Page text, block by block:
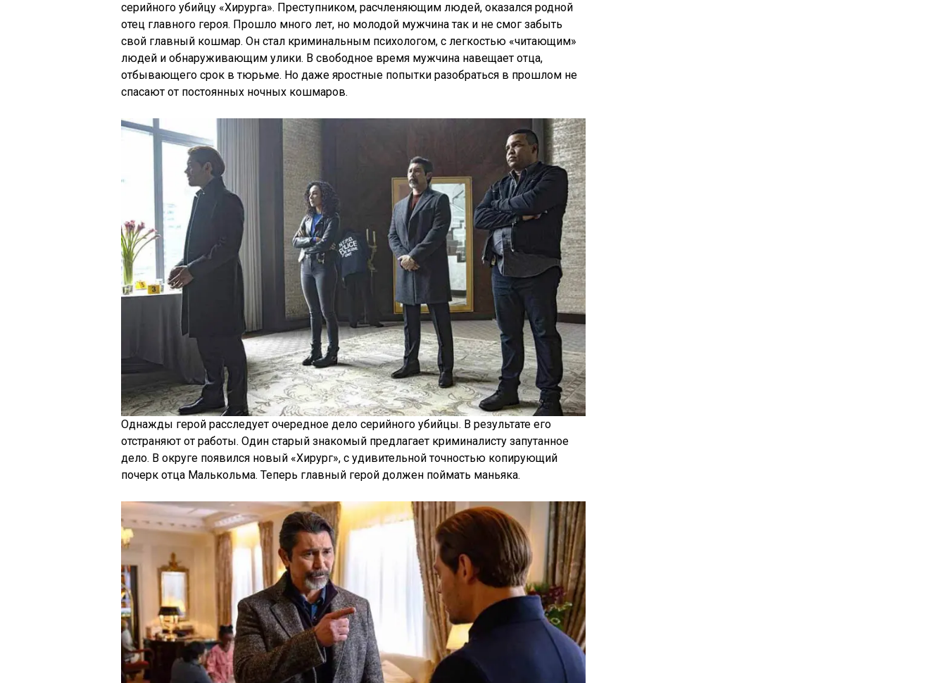
серийного убийцу «Хирурга». Преступником, расчленяющим людей, оказался родной
отец главного героя. Прошло много лет, но молодой мужчина так и не смог забыть
свой главный кошмар. Он стал криминальным психологом, с легкостью «читающим»
людей и обнаруживающим улики. В свободное время мужчина навещает отца,
отбывающего срок в тюрьме. Но даже яростные попытки разобраться в прошлом не
спасают от постоянных ночных кошмаров.
Однажды герой расследует очередное дело серийного убийцы. В результате его
отстраняют от работы. Один старый знакомый предлагает криминалисту запутанное
дело. В округе появился новый «Хирург», с удивительной точностью копирующий
почерк отца Малькольма. Теперь главный герой должен поймать маньяка.